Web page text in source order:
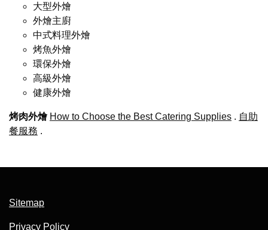
大型外燴
外燴主廚
中式料理外燴
烤魚外燴
環保外燴
高級外燴
健康外燴
烤肉外燴 How to Choose the Best Catering Supplies . 自助
餐服務 .
Sitemap
Privacy Policy